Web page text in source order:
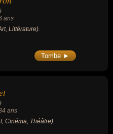
ans
Littérature).
Tombe ►
84 ans
Cinéma, Théâtre).